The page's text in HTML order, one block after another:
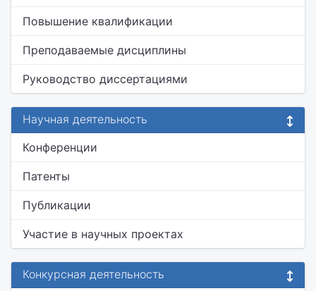
Повышение квалификации
Преподаваемые дисциплины
Руководство диссертациями
Научная деятельность
Конференции
Патенты
Публикации
Участие в научных проектах
Конкурсная деятельность